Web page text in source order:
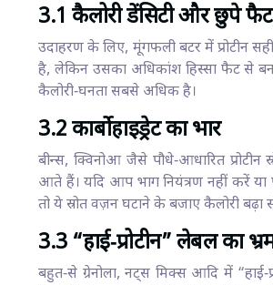
3.1 कैलोरी डेंसिटी और छुपे
उदाहरण के लिए, मूंगफली बटर में प्रोटीन
है, लेकिन उसका अधिकांश हिस्सा फैट से
कैलोरी‑घनता सबसे अधिक है।
3.2 कार्बोहाइड्रेट का भार
बीन्स, क्विनोआ जैसे पौधे‑आधारित प्रोटीन
आते हैं। यदि आप भाग नियंत्रण नहीं करें या
तो ये स्रोत वज़न घटाने के बजाए कैलोरी बढ़ा
3.3 “हाई‑प्रोटीन” लेबल का
बहुत‑से ग्रेनोला, नट्स मिक्स आदि में